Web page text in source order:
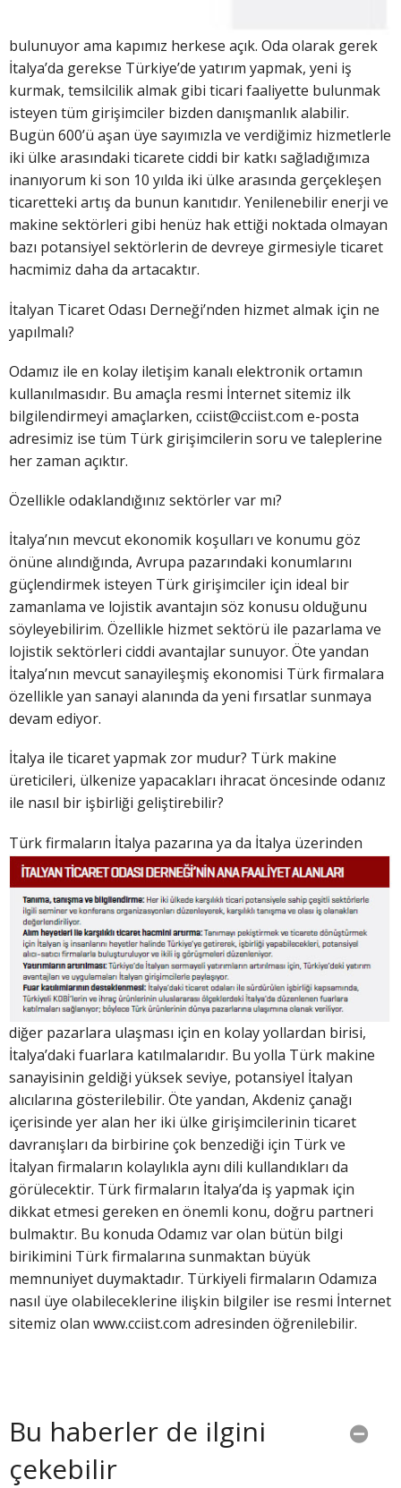
bulunuyor ama kapımız herkese açık. Oda olarak gerek
İtalya’da gerekse Türkiye’de yatırım yapmak, yeni iş
kurmak, temsilcilik almak gibi ticari faaliyette bulunmak
isteyen tüm girişimciler bizden danışmanlık alabilir.
Bugün 600’ü aşan üye sayımızla ve verdiğimiz hizmetlerle
iki ülke arasındaki ticarete ciddi bir katkı sağladığımıza
inanıyorum ki son 10 yılda iki ülke arasında gerçekleşen
ticaretteki artış da bunun kanıtıdır. Yenilenebilir enerji ve
makine sektörleri gibi henüz hak ettiği noktada olmayan
bazı potansiyel sektörlerin de devreye girmesiyle ticaret
hacmimiz daha da artacaktır.
İtalyan Ticaret Odası Derneği’nden hizmet almak için ne
yapılmalı?
Odamız ile en kolay iletişim kanalı elektronik ortamın
kullanılmasıdır. Bu amaçla resmi İnternet sitemiz ilk
bilgilendirmeyi amaçlarken, cciist@cciist.com e-posta
adresimiz ise tüm Türk girişimcilerin soru ve taleplerine
her zaman açıktır.
Özellikle odaklandığınız sektörler var mı?
İtalya’nın mevcut ekonomik koşulları ve konumu göz
önüne alındığında, Avrupa pazarındaki konumlarını
güçlendirmek isteyen Türk girişimciler için ideal bir
zamanlama ve lojistik avantajın söz konusu olduğunu
söyleyebilirim. Özellikle hizmet sektörü ile pazarlama ve
lojistik sektörleri ciddi avantajlar sunuyor. Öte yandan
İtalya’nın mevcut sanayileşmiş ekonomisi Türk firmalara
özellikle yan sanayi alanında da yeni fırsatlar sunmaya
devam ediyor.
İtalya ile ticaret yapmak zor mudur? Türk makine
üreticileri, ülkenize yapacakları ihracat öncesinde odanız
ile nasıl bir işbirliği geliştirebilir?
Türk firmaların İtalya pazarına ya da İtalya üzerinden
diğer pazarlara ulaşması için en kolay yollardan birisi,
İtalya’daki fuarlara katılmalarıdır. Bu yolla Türk makine
sanayisinin geldiği yüksek seviye, potansiyel İtalyan
alıcılarına gösterilebilir. Öte yandan, Akdeniz çanağı
içerisinde yer alan her iki ülke girişimcilerinin ticaret
davranışları da birbirine çok benzediği için Türk ve
İtalyan firmaların kolaylıkla aynı dili kullandıkları da
görülecektir. Türk firmaların İtalya’da iş yapmak için
dikkat etmesi gereken en önemli konu, doğru partneri
bulmaktır. Bu konuda Odamız var olan bütün bilgi
birikimini Türk firmalarına sunmaktan büyük
memnuniyet duymaktadır. Türkiyeli firmaların Odamıza
nasıl üye olabileceklerine ilişkin bilgiler ise resmi İnternet
sitemiz olan www.cciist.com adresinden öğrenilebilir.
Bu haberler de ilgini
çekebilir